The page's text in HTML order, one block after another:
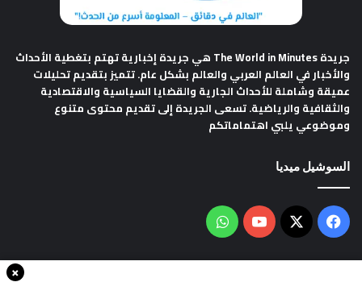
جريدة The World in Minutes
هي جريدة إخبارية تهتم بتغطية الأحداث
والأخبار في العالم العربي والعالم بشكل عام. تتميز بتقديم تحليلات
عميقة وشاملة للأحداث الجارية والقضايا السياسية والاقتصادية
والثقافية والرياضية. تسعى الجريدة إلى تقديم محتوى متنوع
وموضوعي يلبي اهتماماتكم
السوشيل ميديا
فيسبوك
‫X
‫YouTubeواتساب
×